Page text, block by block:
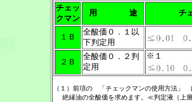
チェッ
クマン
用 途 チ
１Ｂ
全酸価０．１以
下判定用
２Ｂ
全酸価０．２判
定用
※１
（１）前項の 「チェックマンの使用方法」
絶縁油の全酸価を求めます。≪判定液（上